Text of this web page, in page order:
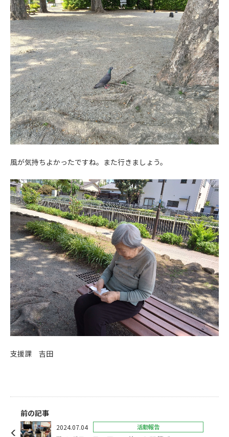
風が気持ちよかったですね。また行きましょう。
支援課 吉田
前の記事
2024.07.04 活動報告